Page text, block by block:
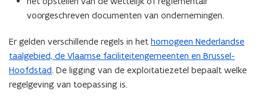
voorgeschreven documenten van ondernemingen.
Er gelden verschillende regels in het homogeen Nederlandse
taalgebied, de Vlaamse faciliteitengemeenten en Brussel-
Hoofdstad. De ligging van de exploitatiezetel bepaalt welke
regelgeving van toepassing is.